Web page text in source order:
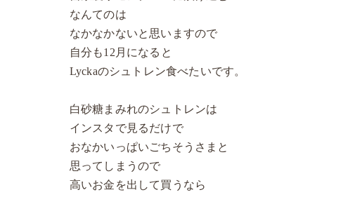
なんてのは
なかなかないと思いますので
自分も12月になると
Lyckaのシュトレン食べたいです。
白砂糖まみれのシュトレンは
インスタで見るだけで
おなかいっぱいごちそうさまと
思ってしまうので
高いお金を出して買うなら